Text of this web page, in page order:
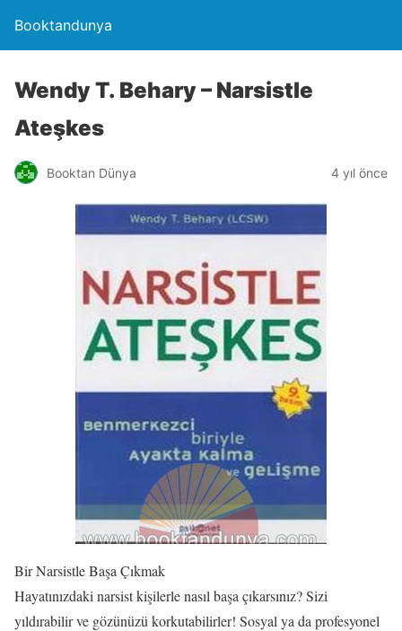
Booktandunya
Wendy T. Behary – Narsistle
Ateşkes
Booktan Dünya 4 yıl önce
Bir Narsistle Başa Çıkmak
Hayatınızdaki narsist kişilerle nasıl başa çıkarsınız? Sizi
yıldırabilir ve gözünüzü korkutabilirler! Sosyal ya da profesyonel